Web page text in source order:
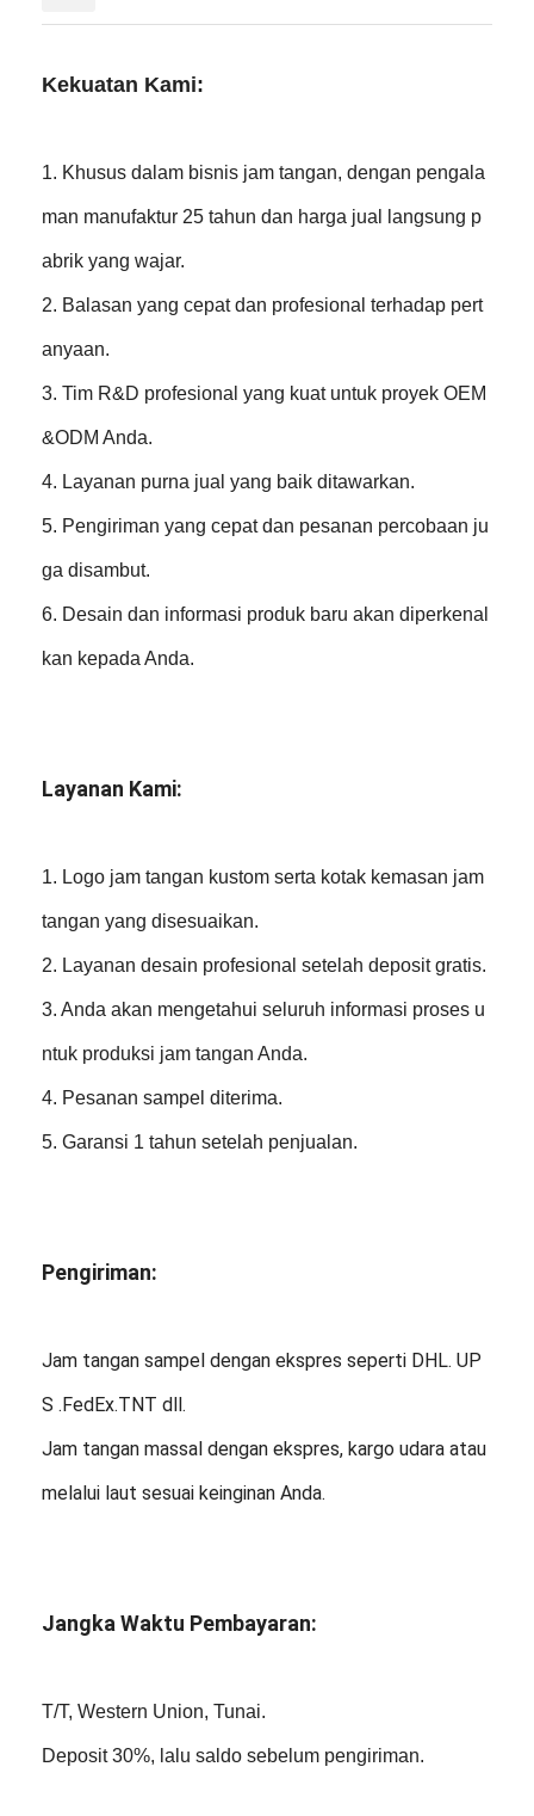
Kekuatan Kami:
1. Khusus dalam bisnis jam tangan, dengan pengala
man manufaktur 25 tahun dan harga jual langsung p
abrik yang wajar.
2. Balasan yang cepat dan profesional terhadap pert
anyaan.
3. Tim R&D profesional yang kuat untuk proyek OEM
&ODM Anda.
4. Layanan purna jual yang baik ditawarkan.
5. Pengiriman yang cepat dan pesanan percobaan ju
ga disambut.
6. Desain dan informasi produk baru akan diperkenal
kan kepada Anda.
Layanan Kami:
1. Logo jam tangan kustom serta kotak kemasan jam
tangan yang disesuaikan.
2. Layanan desain profesional setelah deposit gratis.
3. Anda akan mengetahui seluruh informasi proses u
ntuk produksi jam tangan Anda.
4. Pesanan sampel diterima.
5. Garansi 1 tahun setelah penjualan.
Pengiriman:
Jam tangan sampel dengan ekspres seperti DHL. UP
S .FedEx.TNT dll.
Jam tangan massal dengan ekspres, kargo udara atau
melalui laut sesuai keinginan Anda.
Jangka Waktu Pembayaran:
T/T, Western Union, Tunai.
Deposit 30%, lalu saldo sebelum pengiriman.